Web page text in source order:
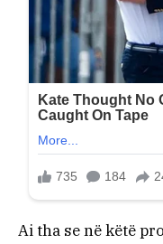
Ai tha se në këtë